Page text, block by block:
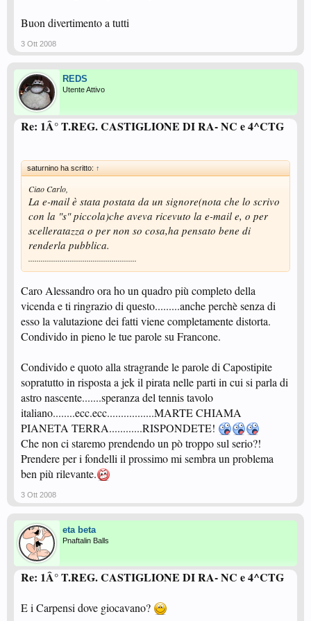
Buon divertimento a tutti
3 Ott 2008
REDS
Utente Attivo
Re: 1Â° T.REG. CASTIGLIONE DI RA- NC e 4^CTG
saturnino ha scritto: ↑
Ciao Carlo,
La e-mail è stata postata da un signore(nota che lo scrivo
con la "s" piccola)che aveva ricevuto la e-mail e, o per
scelleratazza o per non so cosa,ha pensato bene di
renderla pubblica.
....................................................
Caro Alessandro ora ho un quadro più completo della
vicenda e ti ringrazio di questo.........anche perchè senza di
esso la valutazione dei fatti viene completamente distorta.
Condivido in pieno le tue parole su Francone.
Condivido e quoto alla stragrande le parole di Capostipite
sopratutto in risposta a jek il pirata nelle parti in cui si parla di
astro nascente.......speranza del tennis tavolo
italiano........ecc.ecc.................MARTE CHIAMA
PIANETA TERRA............RISPONDETE!
Che non ci staremo prendendo un pò troppo sul serio?!
Prendere per i fondelli il prossimo mi sembra un problema
ben più rilevante.
3 Ott 2008
eta beta
Pnaftalin Balls
Re: 1Â° T.REG. CASTIGLIONE DI RA- NC e 4^CTG
E i Carpensi dove giocavano?